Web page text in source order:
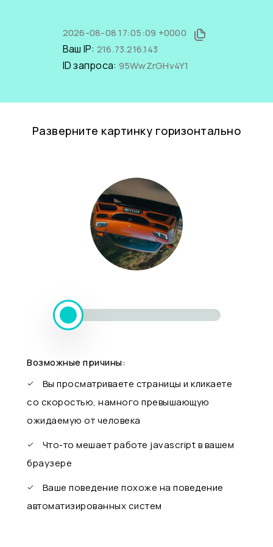
2026-08-08 17:05:09 +0000
Ваш IP: 216.73.216.143
ID запроса: 95WwZrGHv4Y1
Разверните картинку горизонтально
Возможные причины:
Вы просматриваете страницы и кликаете
со скоростью, намного превышающую
ожидаемую от человека
Что-то мешает работе javascript в вашем
браузере
Ваше поведение похоже на поведение
автоматизированных систем